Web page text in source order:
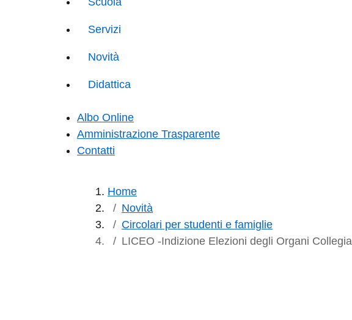
Servizi
Novità
Didattica
Albo Online
Amministrazione Trasparente
Contatti
Home
Novità
Circolari per studenti e famiglie
LICEO -Indizione Elezioni degli Organi